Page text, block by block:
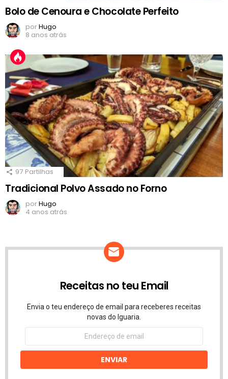
Bolo de Cenoura e Chocolate Perfeito
porHugo
8 anos atrás
97 Partilhas
Tradicional Polvo Assado no Forno
porHugo
4 anos atrás
Receitas no teu Email
Envia o teu endereço de email para receberes receitas
novas do Iguaria.
Endereço
email
ENVIAR